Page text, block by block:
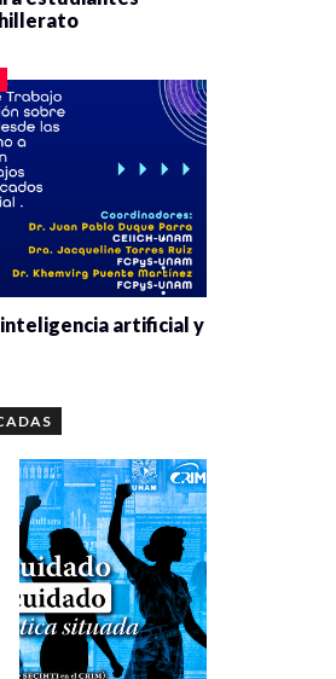
inteligencia artificial y